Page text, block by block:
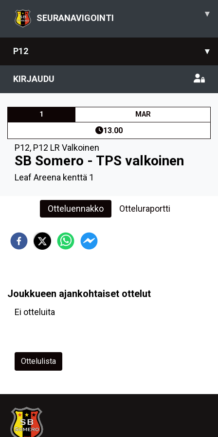
SEURANAVIGOINTI ▾
P12 ▾
KIRJAUDU
1 MAR
13.00
P12, P12 LR Valkoinen
SB Somero - TPS valkoinen
Leaf Areena kenttä 1
Otteluennakko Otteluraportti
Joukkueen ajankohtaiset ottelut
Ei otteluita
Ottelulista